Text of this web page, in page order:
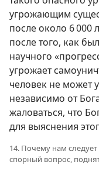
угрожающим
после около 6 000
после того, как
научного
угрожает
человек не может
независимо от
жаловаться, что
для выяснения
14. Почему нам
спорный вопрос,